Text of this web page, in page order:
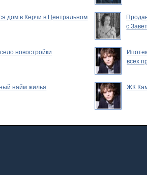
дом в Керчи в Центральном
новостройки
всех
найм жилья ЖК